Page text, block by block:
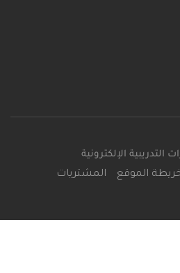
التدريبية الإلكترونية
الموقع المشتريات